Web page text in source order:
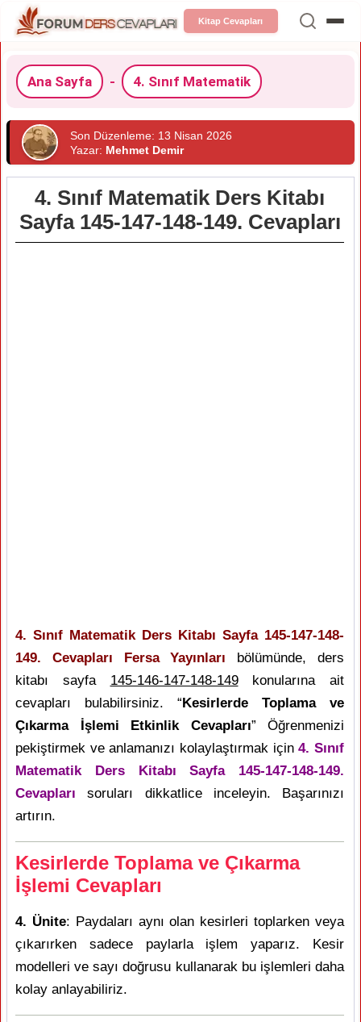
Kitap Cevapları
Ana Sayfa - 4. Sınıf Matematik
Son Düzenleme: 13 Nisan 2026
Yazar: Mehmet Demir
4. Sınıf Matematik Ders Kitabı
Sayfa 145-147-148-149. Cevapları
4. Sınıf Matematik Ders Kitabı Sayfa 145-147-148-
149. Cevapları Fersa Yayınları bölümünde, ders
kitabı sayfa 145-146-147-148-149konularına ait
cevapları bulabilirsiniz. “Kesirlerde Toplama ve
Çıkarma İşlemi Etkinlik Cevapları” Öğrenmenizi
pekiştirmek ve anlamanızı kolaylaştırmak için4. Sınıf
Matematik Ders Kitabı Sayfa 145-147-148-149.
Cevapları soruları dikkatlice inceleyin. Başarınızı
artırın.
Kesirlerde Toplama ve Çıkarma
İşlemi Cevapları
4. Ünite: Paydaları aynı olan kesirleri toplarken veya
çıkarırken sadece paylarla işlem yaparız. Kesir
modelleri ve sayı doğrusu kullanarak bu işlemleri daha
kolay anlayabiliriz.